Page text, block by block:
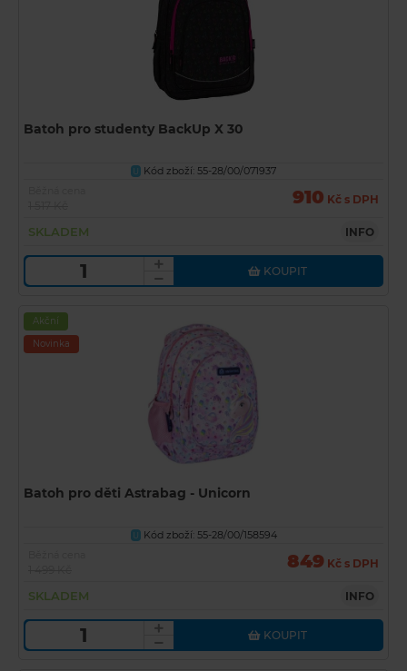
Batoh pro studenty BackUp X 30
U
Kód zboží: 55-28/00/071937
910 Kč s DPH
SKLADEM INFO
KOUPIT
Akční
Novinka
Batoh pro děti Astrabag - Unicorn
U Kód zboží: 55-28/00/158594
849 Kč s DPH
SKLADEM INFO
KOUPIT